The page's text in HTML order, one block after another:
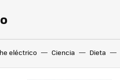
eléctrico Ciencia Dieta